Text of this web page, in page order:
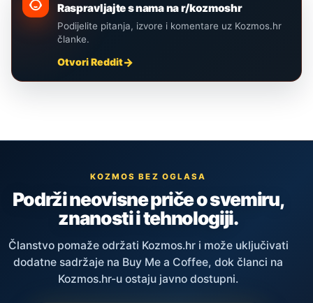
Raspravljajte s nama na r/kozmoshr
Podijelite pitanja, izvore i komentare uz Kozmos.hr
članke.
Otvori Reddit
KOZMOS BEZ OGLASA
Podrži neovisne priče o svemiru,
znanosti i tehnologiji.
Članstvo pomaže održati Kozmos.hr i može uključivati
dodatne sadržaje na Buy Me a Coffee, dok članci na
Kozmos.hr-u ostaju javno dostupni.